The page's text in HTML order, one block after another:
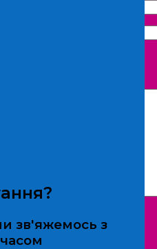
третім особам
зв'яжемось з